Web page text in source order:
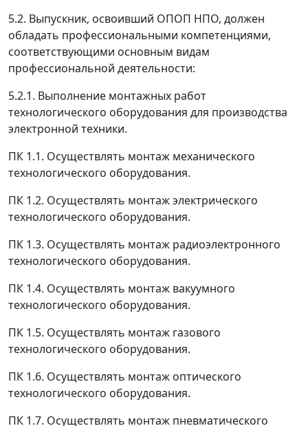
5.2. Выпускник, освоивший ОПОП НПО, должен
обладать профессиональными компетенциями,
соответствующими основным видам
профессиональной деятельности:
5.2.1. Выполнение монтажных работ
технологического оборудования для производства
электронной техники.
ПК 1.1. Осуществлять монтаж механического
технологического оборудования.
ПК 1.2. Осуществлять монтаж электрического
технологического оборудования.
ПК 1.3. Осуществлять монтаж радиоэлектронного
технологического оборудования.
ПК 1.4. Осуществлять монтаж вакуумного
технологического оборудования.
ПК 1.5. Осуществлять монтаж газового
технологического оборудования.
ПК 1.6. Осуществлять монтаж оптического
технологического оборудования.
ПК 1.7. Осуществлять монтаж пневматического